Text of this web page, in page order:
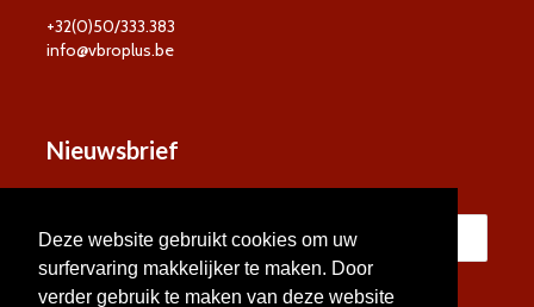
Deze website gebruikt cookies om uw
surfervaring makkelijker te maken. Door
verder gebruik te maken van deze website
+32(0)50/333.383
info@vbroplus.be
Nieuwsbrief